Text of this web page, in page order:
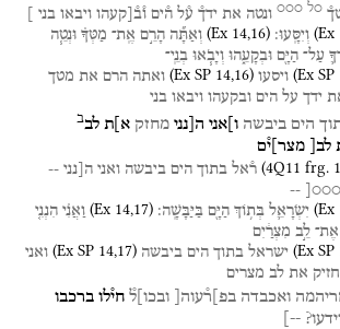
○ל ○○○ ונטה את ידך֯ ע֯ל ה֯ים ו֯ב֯[קעהו ויבאו בני
(Ex וְיִסָּֽעוּ׃ (Ex 14,16) וְאַתָּ֞ה הָרֵ֣ם אֶֽת־ מַטְּךָ֗ וּנְטֵ֧ה
עַל־ הַיָּ֖ם וּבְקָעֵ֑הוּ וְיָבֹ֧אוּ בְנֵֽי־
(Ex SP ויסעו (Ex SP 14,16) ואתה הרם את מטך
ידך על הים ובקעהו ויבאו בני
הים ביבשה ו]אני ה[נני מחזק א]ת לבב
לב[ מצר]י֯ם
(4Q11 frg. ר֯אל בתוך הים ביבשה ואני ה[נני --
--
(Ex יִשְׂרָאֵ֛ל בְּת֥וֹךְ הַיָּ֖ם בַּיַּבָּשָֽׁה׃ (Ex 14,17) וַאֲנִ֗י הִנְנִ֤י
אֶת־ לֵ֣ב מִצְרַ֔יִם
(Ex SP ישראל בתוך הים ביבשה (Ex SP 14,17)
ואני
את לב מצרים
ואכבדה בפ]ר֯עוה[ ובכו]ל֯ חי֯לו ברכבו
--]